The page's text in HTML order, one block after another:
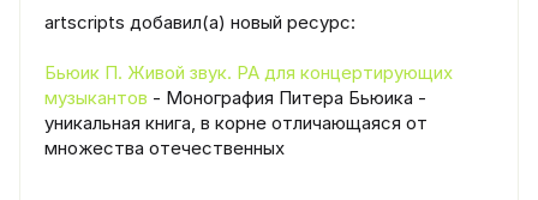
artscripts добавил(а) новый ресурс:
Бьюик П. Живой звук. РА для концертирующих
музыкантов - Монография Питера Бьюика -
уникальная книга, в корне отличающаяся от
множества отечественных